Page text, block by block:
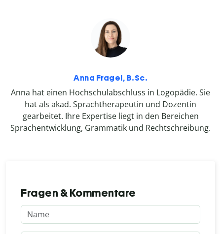
Anna Fragel, B.Sc.
Anna hat einen Hochschulabschluss in Logopädie. Sie
hat als akad. Sprachtherapeutin und Dozentin
gearbeitet. Ihre Expertise liegt in den Bereichen
Sprachentwicklung, Grammatik und Rechtschreibung.
Fragen & Kommentare